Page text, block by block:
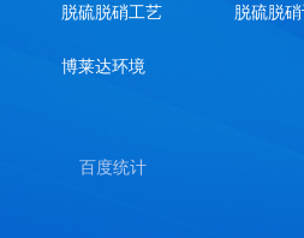
脱硫脱硝工艺 脱硫脱
博莱达环境
百度统计